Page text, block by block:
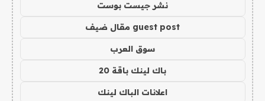
نشر جيست بوست
guest post مقال ضيف
سوق العرب
باك لينك باقة 20
اعلانات الباك لينك